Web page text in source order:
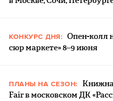
КОНКУРС ДНЯ: Опен-колл
сюр маркете» 8–9 июня
ПЛАНЫ НА СЕЗОН:
Fair в московском ДК